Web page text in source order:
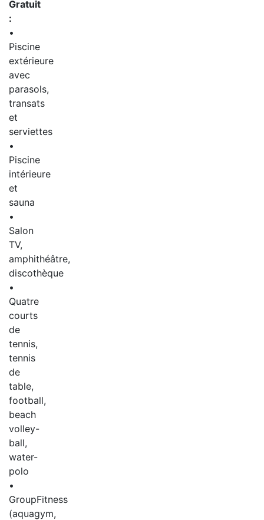
Gratuit
:
•
Piscine
extérieure
avec
parasols,
transats
et
serviettes
•
Piscine
intérieure
et
sauna
•
Salon
TV,
amphithéâtre,
discothèque
•
Quatre
courts
de
tennis,
tennis
de
table,
football,
beach
volley-
ball,
water-
polo
•
GroupFitness
(aquagym,